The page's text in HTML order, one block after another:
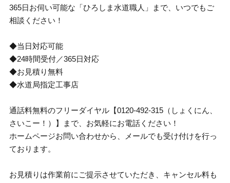
365日お伺い可能な「ひろしま水道職人」まで、いつでもご
相談ください！
◆当日対応可能
◆24時間受付／365日対応
◆お見積り無料
◆水道局指定工事店
通話料無料のフリーダイヤル【0120-492-315（しょくにん、
さいこー！）】まで、お気軽にお電話ください！
ホームページお問い合わせから、メールでも受け付けを行っ
ております。
お見積りは作業前にご提示させていただき、キャンセル料も